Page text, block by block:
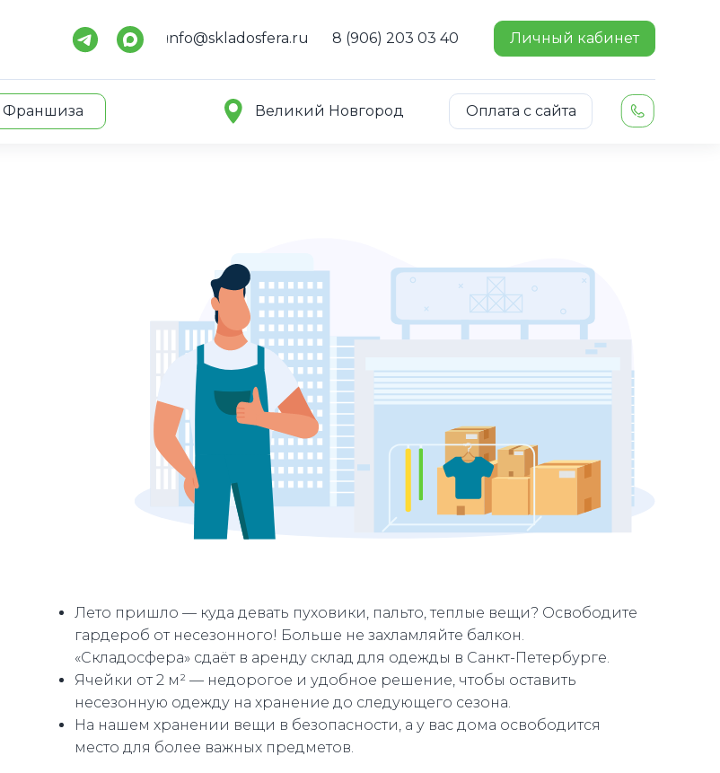
Франшиза
Личный кабинет
Оплата с сайта
Великий Новгород
8 (906) 203 03 40
info@skladosfera.ru
Лето пришло — куда девать пуховики, пальто, теплые вещи? Освободите
гардероб от несезонного! Больше не захламляйте балкон.
«Складосфера» сдаёт в аренду склад для одежды в Санкт-Петербурге.
Ячейки от 2 м² — недорогое и удобное решение, чтобы оставить
несезонную одежду на хранение до следующего сезона.
На нашем хранении вещи в безопасности, а у вас дома освободится
место для более важных предметов.